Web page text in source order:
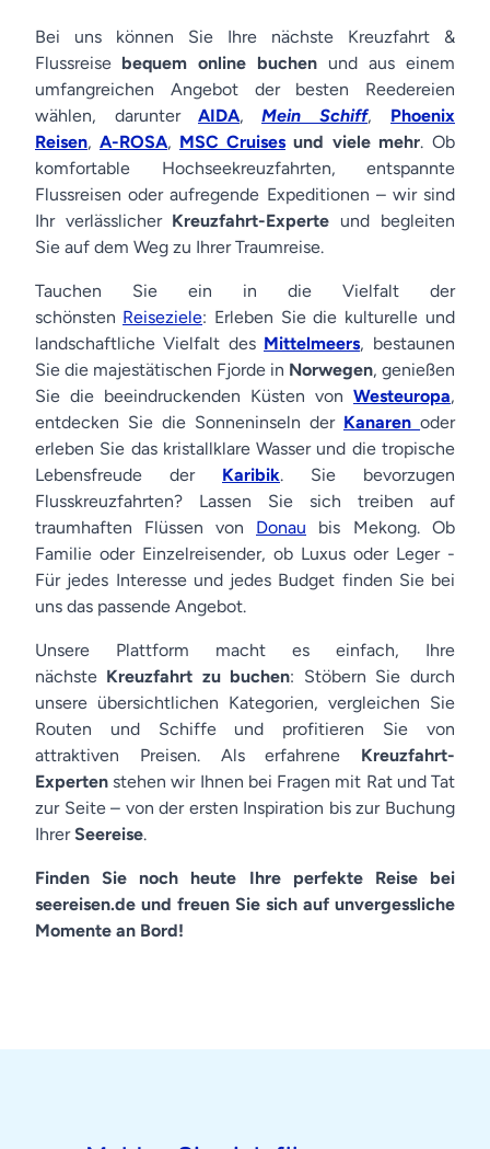
Bei uns können Sie Ihre nächste Kreuzfahrt &
Flussreise bequem online buchen und aus einem
umfangreichen Angebot der besten Reedereien
wählen, darunter AIDA, Mein Schiff, Phoenix
Reisen, A-ROSA, MSC Cruises und viele mehr. Ob
komfortable Hochseekreuzfahrten, entspannte
Flussreisen oder aufregende Expeditionen – wir sind
Ihr verlässlicher Kreuzfahrt-Experte und begleiten
Sie auf dem Weg zu Ihrer Traumreise.
Tauchen Sie ein in die Vielfalt der
schönsten Reiseziele: Erleben Sie die kulturelle und
landschaftliche Vielfalt des Mittelmeers, bestaunen
Sie die majestätischen Fjorde in Norwegen, genießen
Sie die beeindruckenden Küsten von Westeuropa,
entdecken Sie die Sonneninseln der Kanaren oder
erleben Sie das kristallklare Wasser und die tropische
Lebensfreude der Karibik. Sie bevorzugen
Flusskreuzfahrten? Lassen Sie sich treiben auf
traumhaften Flüssen von Donau bis Mekong. Ob
Familie oder Einzelreisender, ob Luxus oder Leger -
Für jedes Interesse und jedes Budget finden Sie bei
uns das passende Angebot.
Unsere Plattform macht es einfach, Ihre
nächste Kreuzfahrt zu buchen: Stöbern Sie durch
unsere übersichtlichen Kategorien, vergleichen Sie
Routen und Schiffe und profitieren Sie von
attraktiven Preisen. Als erfahrene Kreuzfahrt-
Experten stehen wir Ihnen bei Fragen mit Rat und Tat
zur Seite – von der ersten Inspiration bis zur Buchung
IhrerSeereise.
Finden Sie noch heute Ihre perfekte Reise bei
seereisen.de und freuen Sie sich auf unvergessliche
Momente an Bord!